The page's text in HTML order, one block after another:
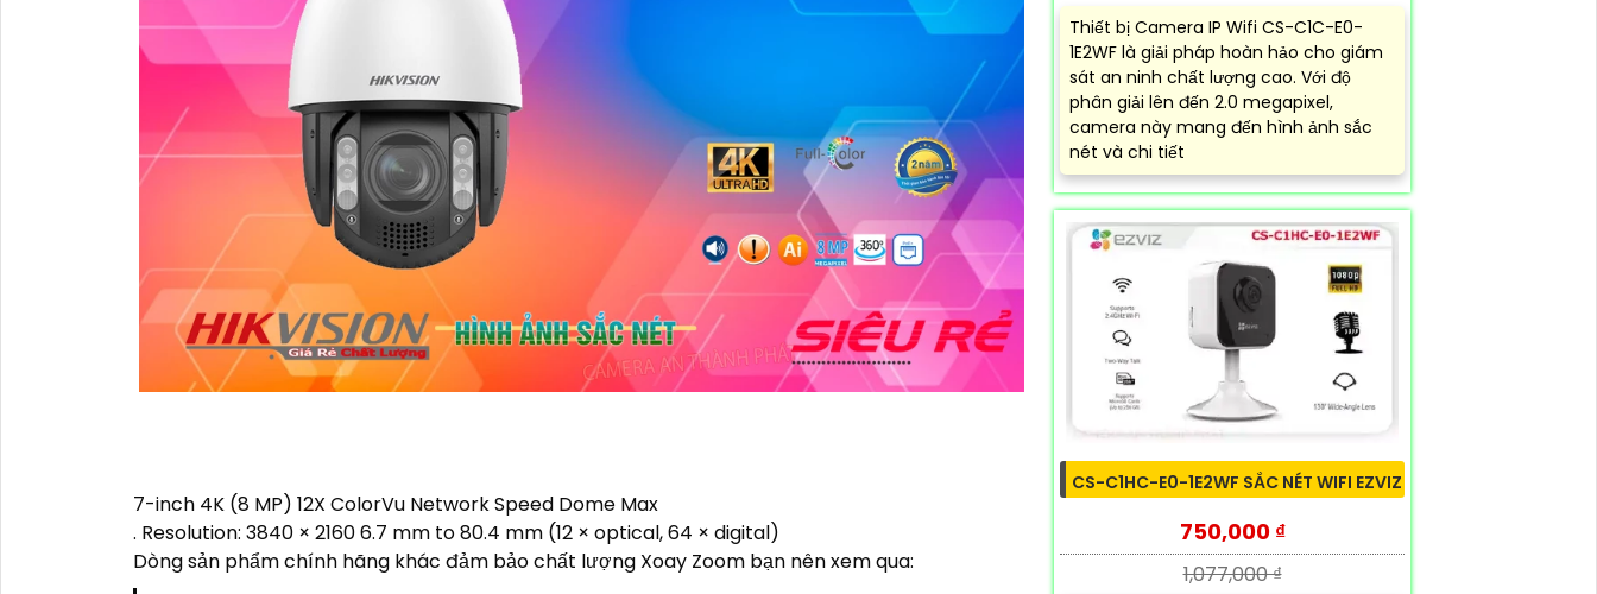
7-inch 4K (8 MP) 12X ColorVu Network Speed Dome Max
. Resolution: 3840 × 2160 6.7 mm to 80.4 mm (12 × optical, 64 × digital)
Dòng sản phẩm chính hãng khác đảm bảo chất lượng Xoay Zoom bạn nên xem qua:
Thiết bị Camera IP Wifi CS-C1C-E0-
1E2WF là giải pháp hoàn hảo cho giám
sát an ninh chất lượng cao. Với độ
phân giải lên đến 2.0 megapixel,
camera này mang đến hình ảnh sắc
nét và chi tiết
CS-C1HC-E0-1E2WF SẮC NÉT WIFI EZVIZ
750,000 ₫
1,077,000 ₫